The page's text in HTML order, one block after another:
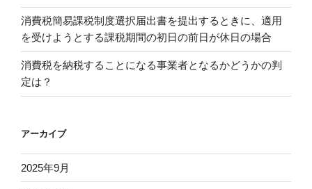
消費税簡易課税制度選択届出書を提出するときに、適用
を受けようとする課税期間の初日の前日が休日の場合
消費税を納税することになる事業者となるかどうかの判
定は？
アーカイブ
2025年9月